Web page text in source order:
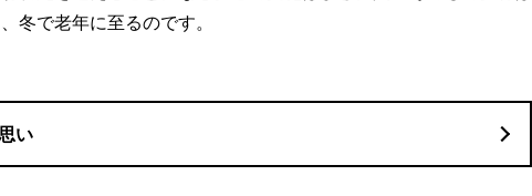
冬で老年に至るのです。
い